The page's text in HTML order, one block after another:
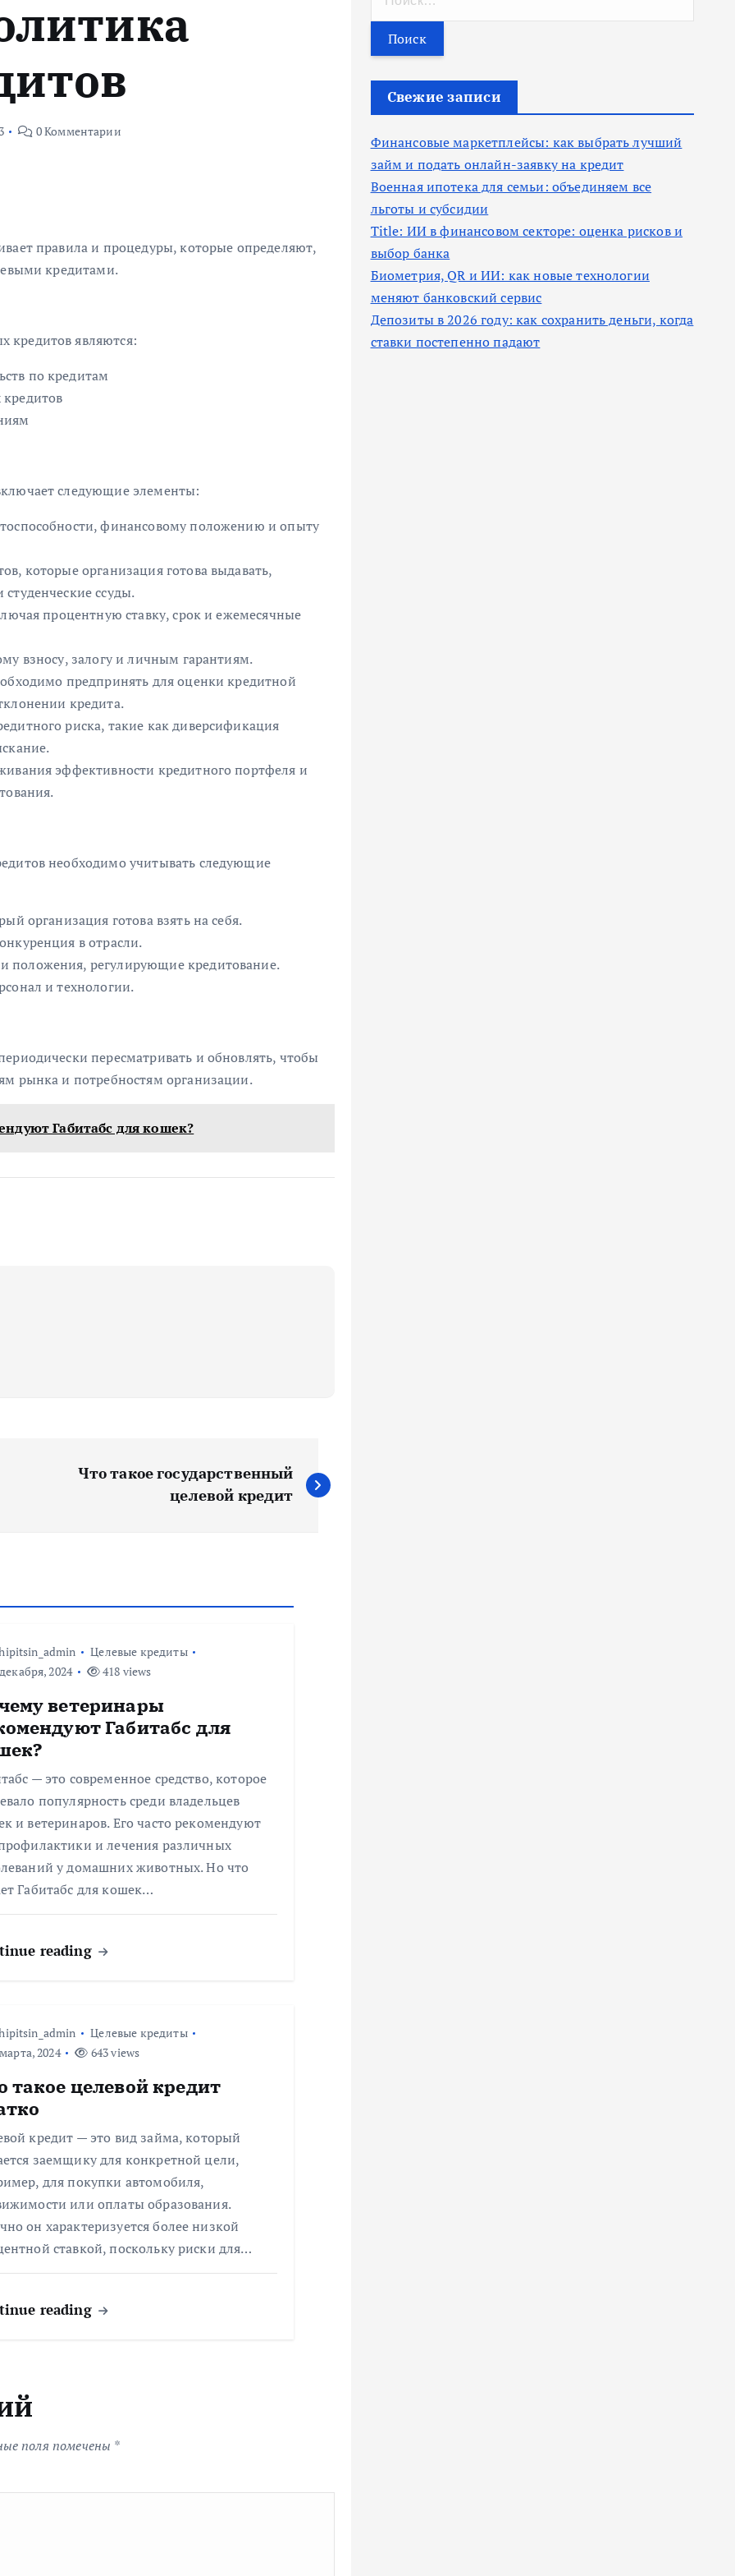
0 Комментарии
правила и процедуры, которые определяют,
кредитами.
кредитов являются:
по кредитам
следующие элементы:
финансовому положению и опыту
которые организация готова выдавать,
ссуды.
процентную ставку, срок и ежемесячные
взносу, залогу и личным гарантиям.
предпринять для оценки кредитной
кредита.
риска, такие как диверсификация
эффективности кредитного портфеля и
необходимо учитывать следующие
организация готова взять на себя.
в отрасли.
регулирующие кредитование.
и технологии.
пересматривать и обновлять, чтобы
рынка и потребностям организации.
Габитабс для кошек?
Что такое государственный
целевой кредит
Целевые кредиты
2024
418 views
ветеринары
Габитабс для
— это современное средство, которое
популярность среди владельцев
и ветеринаров. Его часто рекомендуют
и лечения различных
у домашних животных. Но что
Габитабс для кошек…
reading
Целевые кредиты
2024
643 views
такое целевой кредит
кредит — это вид займа, который
заемщику для конкретной цели,
для покупки автомобиля,
или оплаты образования.
он характеризуется более низкой
ставкой, поскольку риски для…
reading
поля помечены *
т
и
Свежие записи
Финансовые маркетплейсы: как выбрать лучший
займ и подать онлайн-заявку на кредит
Военная ипотека для семьи: объединяем все
льготы и субсидии
Title: ИИ в финансовом секторе: оценка рисков и
выбор банка
Биометрия, QR и ИИ: как новые технологии
меняют банковский сервис
Депозиты в 2026 году: как сохранить деньги, когда
ставки постепенно падают